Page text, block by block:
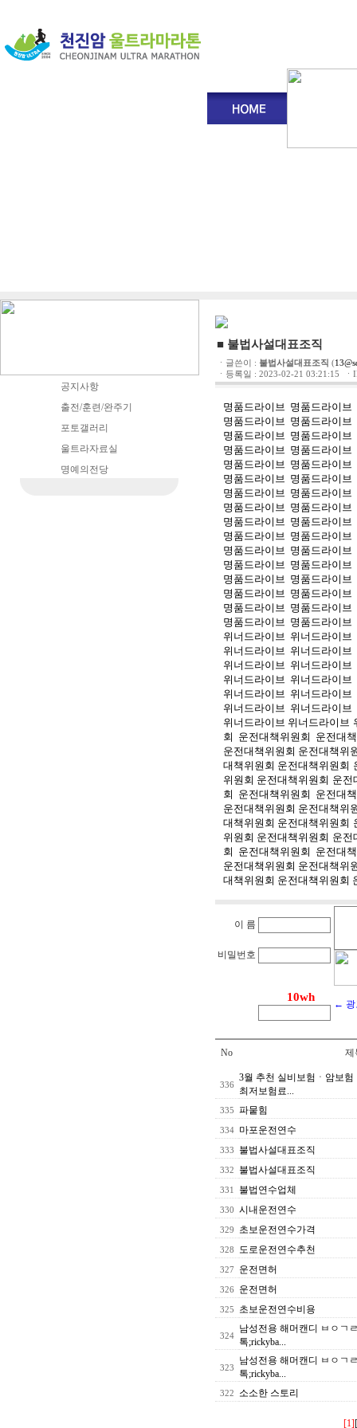
공지사항
출전/훈련/완주기
포토갤러리
울트라자료실
명예의전당
■ 불법사설대표조직
ㆍ글쓴이 : 불법사설대표조직 (
ㆍ등록일 : 2023-02-21 03:21:15 ㆍ
명품드라이브 명품드라이브
명품드라이브 명품드라이브
명품드라이브 명품드라이브
명품드라이브 명품드라이브
명품드라이브 명품드라이브
명품드라이브 명품드라이브
명품드라이브 명품드라이브
명품드라이브 명품드라이브
명품드라이브 명품드라이브
명품드라이브 명품드라이브
명품드라이브 명품드라이브
명품드라이브 명품드라이브
명품드라이브 명품드라이브
명품드라이브 명품드라이브
명품드라이브 명품드라이브
명품드라이브 명품드라이브
위너드라이브 위너드라이브
위너드라이브 위너드라이브
위너드라이브 위너드라이브
위너드라이브 위너드라이브
위너드라이브 위너드라이브
위너드라이브 위너드라이브
위너드라이브 위너드라이브
회 운전대책위원회 운전대
운전대책위원회 운전대책위
대책위원회 운전대책위원회
위원회 운전대책위원회 운전
회 운전대책위원회 운전대
운전대책위원회 운전대책위
대책위원회 운전대책위원회
위원회 운전대책위원회 운전
회 운전대책위원회 운전대
운전대책위원회 운전대책위
대책위원회 운전대책위원회
이 름
비밀번호
← 광
No 제
336
3월 추천 실비보험ㆍ암보
최저보험료...
335 파뭍힘
334 마포운전연수
333 불법사설대표조직
332 불법사설대표조직
331 불법연수업체
330 시내운전연수
329 초보운전연수가격
328 도로운전연수추천
327 운전면허
326 운전면허
325 초보운전연수비용
324
남성전용 해머캔디 ㅂㅇㄱ
톡;rickyba...
323
남성전용 해머캔디 ㅂㅇㄱ
톡;rickyba...
322 소소한 스토리
[1]